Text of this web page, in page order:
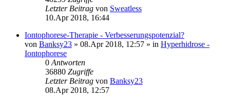
Letzter Beitrag von Sweatless
10.Apr 2018, 16:44
Iontophorese-Therapie - Verbesserungspotenzial?
von Banksy23 » 08.Apr 2018, 12:57 » in Hyperhidrose -
Iontophorese
0 Antworten
36880 Zugriffe
Letzter Beitrag von Banksy23
08.Apr 2018, 12:57